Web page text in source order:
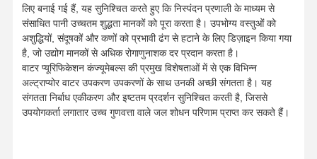
लिए बनाई गई हैं, यह सुनिश्चित करते हुए कि निस्पंदन प्रणाली के माध्यम से
संसाधित पानी उच्चतम शुद्धता मानकों को पूरा करता है। उपभोग्य वस्तुओं को
अशुद्धियों, संदूषकों और कणों को प्रभावी ढंग से हटाने के लिए डिज़ाइन किया गया
है, जो उद्योग मानकों से अधिक रोगाणुनाशक दर प्रदान करता है।
वाटर प्यूरिफिकेशन कंज्यूमेबल्स की प्रमुख विशेषताओं में से एक विभिन्न
अल्ट्राप्योर वाटर उपकरण उपकरणों के साथ उनकी अच्छी संगतता है। यह
संगतता निर्बाध एकीकरण और इष्टतम प्रदर्शन सुनिश्चित करती है, जिससे
उपयोगकर्ता लगातार उच्च गुणवत्ता वाले जल शोधन परिणाम प्राप्त कर सकते हैं।